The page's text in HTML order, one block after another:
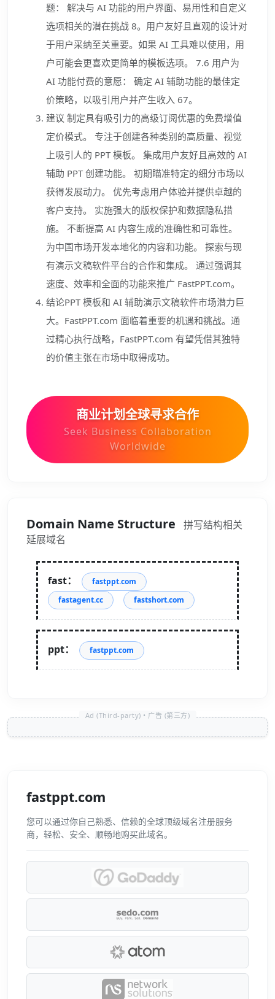
题： 解决与 AI 功能的用户界面、易用性和自定义
选项相关的潜在挑战 8。用户友好且直观的设计对
于用户采纳至关重要。如果 AI 工具难以使用，用
户可能会更喜欢更简单的模板选项。 7.6 用户为
AI 功能付费的意愿： 确定 AI 辅助功能的最佳定
价策略，以吸引用户并产生收入 67。
建议 制定具有吸引力的高级订阅优惠的免费增值
定价模式。 专注于创建各种类别的高质量、视觉
上吸引人的 PPT 模板。 集成用户友好且高效的 AI
辅助 PPT 创建功能。 初期瞄准特定的细分市场以
获得发展动力。 优先考虑用户体验并提供卓越的
客户支持。 实施强大的版权保护和数据隐私措
施。 不断提高 AI 内容生成的准确性和可靠性。
为中国市场开发本地化的内容和功能。 探索与现
有演示文稿软件平台的合作和集成。 通过强调其
速度、效率和全面的功能来推广 FastPPT.com。
结论PPT 模板和 AI 辅助演示文稿软件市场潜力巨
大。FastPPT.com 面临着重要的机遇和挑战。通
过精心执行战略，FastPPT.com 有望凭借其独特
的价值主张在市场中取得成功。
商业计划全球寻求合作
Seek Business Collaboration
Worldwide
Domain Name Structure
拼写结构相关
延展域名
fast：
fastppt.com
fastagent.cc
fastshort.com
ppt： fastppt.com
fastppt.com
您可以通过你自己熟悉、信赖的全球顶级域名注册服务
商，轻松、安全、顺畅地购买此域名。